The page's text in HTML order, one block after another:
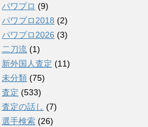
パワプロ (9)
パワプロ2018 (2)
パワプロ2026 (3)
二刀流 (1)
新外国人査定 (11)
未分類 (75)
査定 (533)
査定の話し (7)
選手検索 (26)